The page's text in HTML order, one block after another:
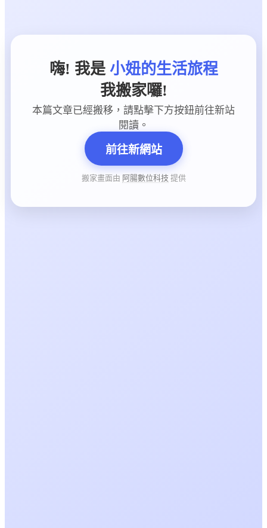
嗨! 我是 小妞的生活旅程
我搬家囉!
本篇文章已經搬移，請點擊下方按鈕前往新站
閱讀。
前往新網站
搬家畫面由 阿腸數位科技 提供